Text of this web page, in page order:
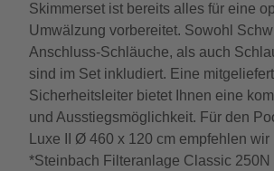
Skimmerset ist bereits alles für eine
Umwälzung vorbereitet. Sowohl
Anschluss-Schläuche, als auch
sind im Set inkludiert. Eine
Sicherheitsleiter bietet Ihnen eine
und Ausstiegsmöglichkeit. Für den
Luxe II Ø 460 x 120 cm empfehlen wir
*Steinbach Filteranlage Classic 250N